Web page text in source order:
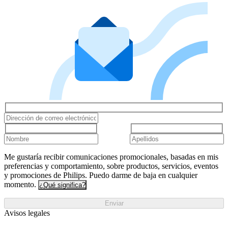
Me gustaría recibir comunicaciones promocionales, basadas en mis
preferencias y comportamiento, sobre productos, servicios, eventos
y promociones de Philips. Puedo darme de baja en cualquier
momento. ¿Qué significa?
Enviar
Avisos legales